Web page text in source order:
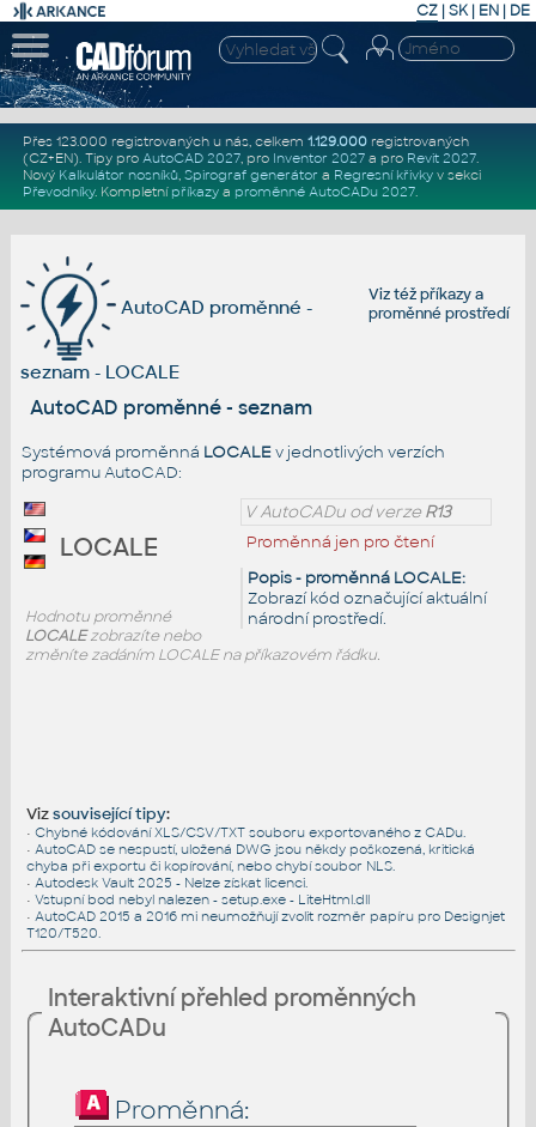
CZ | SK| EN | DE
Přes 123.000 registrovaných u nás, celkem 1.129.000registrovaných
(CZ+EN). Tipy pro AutoCAD 2027, pro Inventor 2027a pro Revit 2027.
Nový Kalkulátor nosníků, Spirograf generátor a Regresní křivkyv sekci
Převodníky. Kompletní příkazya proměnné AutoCADu 2027.
Viz téžpříkazya
proměnné prostředí
AutoCAD proměnné -
seznam - LOCALE
AutoCAD proměnné - seznam
Systémová proměnná LOCALEv jednotlivých verzích
programu AutoCAD:
V AutoCADu od verzeR13
Proměnná jen pro čtení
Popis - proměnná LOCALE:
Zobrazí kód označující aktuální
národní prostředí.
LOCALE
Hodnotu proměnné
LOCALEzobrazíte nebo
změníte zadáním LOCALE na příkazovém řádku.
Vizsouvisející tipy:
• Chybné kódování XLS/CSV/TXT souboru exportovaného z CADu.
• AutoCAD se nespustí, uložená DWG jsou někdy poškozená, kritická
chyba při exportu či kopírování, nebo chybí soubor NLS.
• Autodesk Vault 2025 - Nelze získat licenci.
• Vstupní bod nebyl nalezen - setup.exe - LiteHtml.dll
• AutoCAD 2015 a 2016 mi neumožňují zvolit rozměr papíru pro Designjet
T120/T520.
Interaktivní přehled proměnných
AutoCADu
Proměnná: